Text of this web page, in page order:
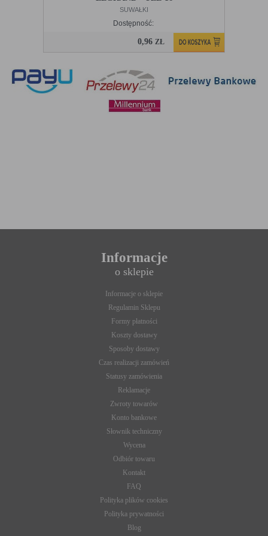
SUWAŁKI
Dostępność:
0,96ZŁ
Informacje
o sklepie
Informacje o sklepie
Regulamin Sklepu
Formy płatności
Koszty dostawy
Sposoby dostawy
Czas realizacji zamówień
Statusy zamówienia
Reklamacje
Zwroty towarów
Konto bankowe
Słownik techniczny
Wycena
Odbiór towaru
Kontakt
FAQ
Polityka plików cookies
Polityka prywatności
Blog